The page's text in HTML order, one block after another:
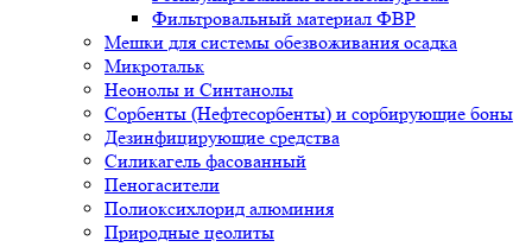
Фильтровальный материал ФВР
Мешки для системы обезвоживания осадка
Микротальк
Неонолы и Синтанолы
Сорбенты (Нефтесорбенты) и сорбирующие боны
Дезинфицирующие средства
Силикагель фасованный
Пеногасители
Полиокси­хлорид алюминия
Природные цеолиты